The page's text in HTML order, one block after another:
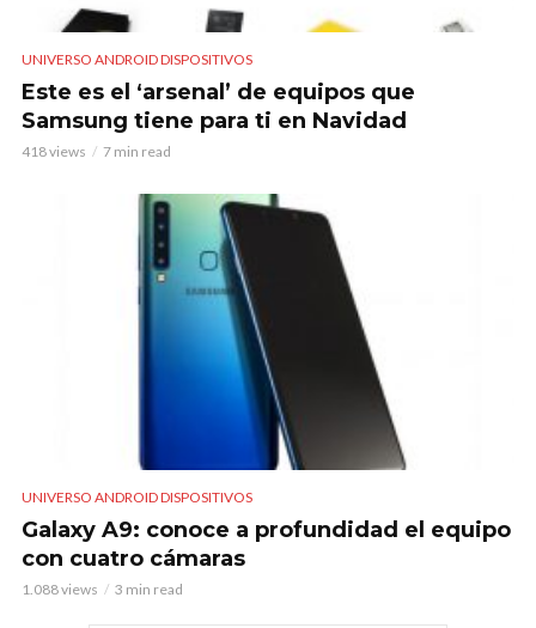
UNIVERSO ANDROID DISPOSITIVOS
Este es el ‘arsenal’ de equipos que
Samsung tiene para ti en Navidad
418 views 7 min read
UNIVERSO ANDROID DISPOSITIVOS
Galaxy A9: conoce a profundidad el equipo
con cuatro cámaras
1.088 views 3 min read